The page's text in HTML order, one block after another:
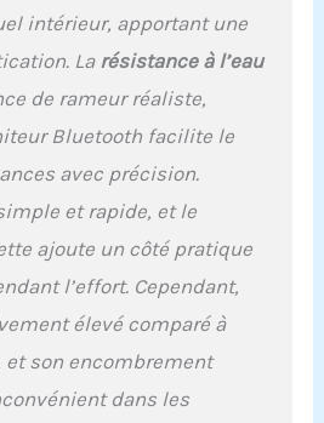
diminuant l'eau. La plage
de résistance varie de
permet d'adapter
l'intensité de
besoins individuels et de
garantir une séance
et exigeante. Compagnon
de santé pour toute la
capacité de charge de 182
kg et une longueur de
foulée de 105 cm, ce
rameur d'eau convient
intérieur, apportant une
La résistance à l’eau
de rameur réaliste,
Bluetooth facilite le
avec précision.
et rapide, et le
ajoute un côté pratique
l’effort. Cependant,
élevé comparé à
et son encombrement
dans les